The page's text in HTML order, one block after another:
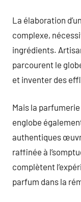
La élaboration
complexe,
ingrédients.
parcourent le
et inventer des
Mais la
englobe
authentiques
raffinée à
complètent
parfum dans la